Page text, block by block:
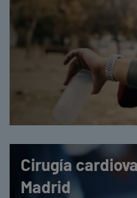
Cirugía
Madrid